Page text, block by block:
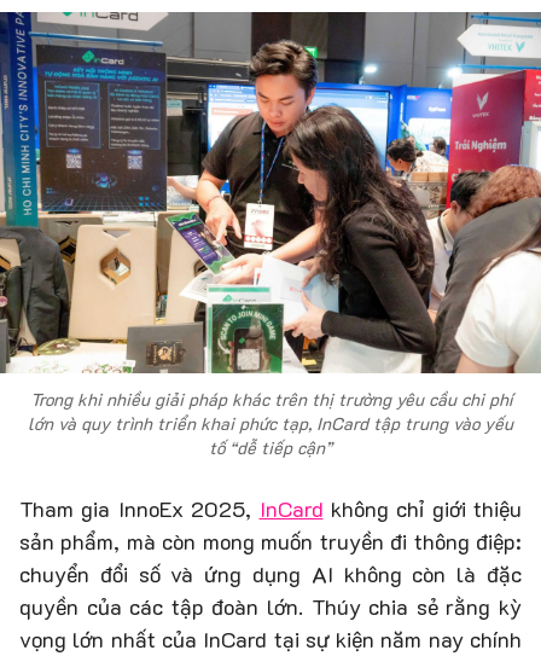
Trong khi nhiều giải pháp khác trên thị trường yêu cầu chi phí
lớn và quy trình triển khai phức tạp, InCard tập trung vào yếu
tố “dễ tiếp cận”
Tham gia InnoEx 2025, InCard không chỉ giới thiệu
sản phẩm, mà còn mong muốn truyền đi thông điệp:
chuyển đổi số và ứng dụng AI không còn là đặc
quyền của các tập đoàn lớn. Thúy chia sẻ rằng kỳ
vọng lớn nhất của InCard tại sự kiện năm nay chính